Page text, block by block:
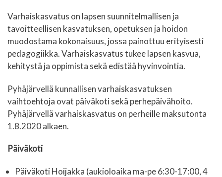
Varhaiskasvatus on lapsen suunnitelmallisen ja
tavoitteellisen kasvatuksen, opetuksen ja hoidon
muodostama kokonaisuus, jossa painottuu erityisesti
pedagogiikka. Varhaiskasvatus tukee lapsen kasvua,
kehitystä ja oppimista sekä edistää hyvinvointia.
Pyhäjärvellä kunnallisen varhaiskasvatuksen
vaihtoehtoja ovat päiväkoti sekä perhepäivähoito.
Pyhäjärvellä varhaiskasvatus on perheille maksutonta
1.8.2020 alkaen.
Päiväkoti
Päiväkoti Hoijakka (aukioloaika ma-pe 6:30-17:00, 4